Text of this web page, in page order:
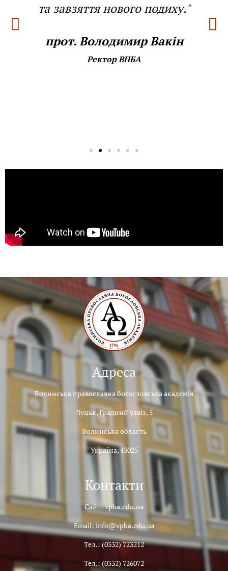
та завзяття нового подиху."
прот. Володимир Вакін
Ректор ВПБА
Адреса
Волинська православна богословська академія
Луцьк, Градний узвіз, 5
Волинська область
Україна, 43025
Контакти
Сайт: vpba.edu.ua
Email: info@vpba.edu.ua
Тел.: (0332) 723212
Тел.: (0332) 726072